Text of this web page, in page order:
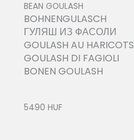
BEAN GOULASH
BOHNENGULASCH
ГУЛЯШ ИЗ ФАСОЛИ
GOULASH AU HARICOTS
GOULASH DI FAGIOLI
BONEN GOULASH
5490 HUF